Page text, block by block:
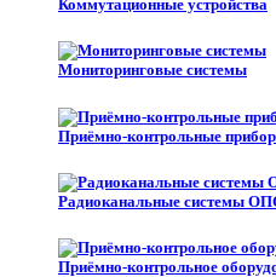
Коммутационные устройства
Мониторинговые системы
Приёмно-контрольные
Радиоканальные системы
Приёмно-контрольное